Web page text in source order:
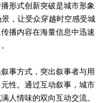
形式创新突破是城市形象
，让受众穿越时空感受城
播内容在海量信息中迅速
事方式，突出叙事者与用
性。通过互动叙事，城市
人情味的双向互动交流。